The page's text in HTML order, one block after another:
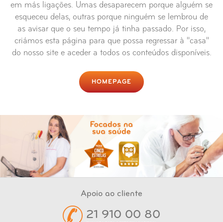
em más ligações. Umas desaparecem porque alguém se
esqueceu delas, outras porque ninguém se lembrou de
as avisar que o seu tempo já tinha passado. Por isso,
criámos esta página para que possa regressar à "casa"
do nosso site e aceder a todos os conteúdos disponíveis.
HOMEPAGE
Apoio ao cliente
21 910 00 80